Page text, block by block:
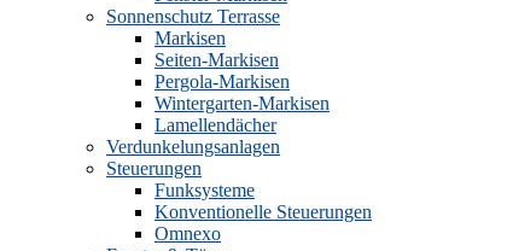
Sonnenschutz Terrasse
Markisen
Seiten-Markisen
Pergola-Markisen
Wintergarten-Markisen
Lamellendächer
Verdunkelungsanlagen
Steuerungen
Funksysteme
Konventionelle Steuerungen
Omnexo